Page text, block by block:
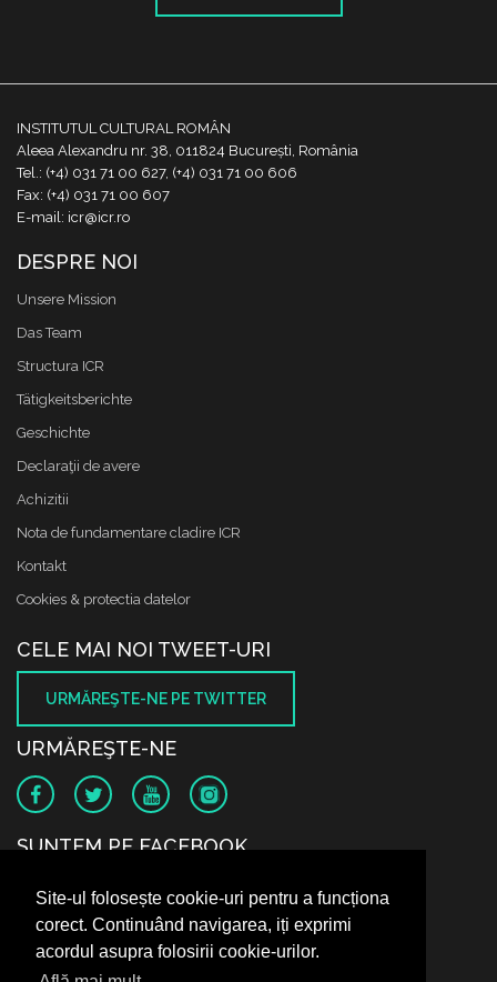
Site-ul folosește cookie-uri pentru a funcționa
corect. Continuând navigarea, iți exprimi
acordul asupra folosirii cookie-urilor.
INSTITUTUL CULTURAL ROMÂN
Aleea Alexandru nr. 38, 011824 București, România
Tel.: (+4) 031 71 00 627, (+4) 031 71 00 606
Fax: (+4) 031 71 00 607
E-mail: icr@icr.ro
DESPRE NOI
Unsere Mission
Das Team
Structura ICR
Tätigkeitsberichte
Geschichte
Declaraţii de avere
Achizitii
Nota de fundamentare cladire ICR
Kontakt
Cookies & protectia datelor
CELE MAI NOI TWEET-URI
URMĂREŞTE-NE PE TWITTER
URMĂREŞTE-NE
SUNTEM PE FACEBOOK